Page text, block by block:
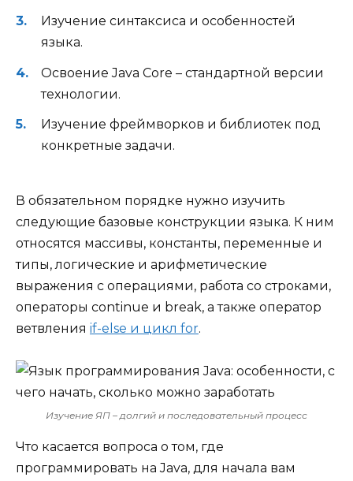
Изучение синтаксиса и особенностей
языка.
Освоение Java Core – стандартной версии
технологии.
Изучение фреймворков и библиотек под
конкретные задачи.
В обязательном порядке нужно изучить
следующие базовые конструкции языка. К ним
относятся массивы, константы, переменные и
типы, логические и арифметические
выражения с операциями, работа со строками,
операторы continue и break, а также оператор
ветвления if-else и цикл for.
Изучение ЯП – долгий и последовательный процесс
Что касается вопроса о том, где
программировать на Java, для начала вам